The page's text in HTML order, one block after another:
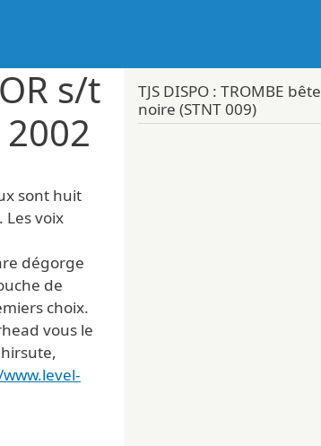
s/t
sont huit
Les voix
dégorge
de
choix.
vous le
TJS DISPO : TROMBE bête
noire (STNT 009)